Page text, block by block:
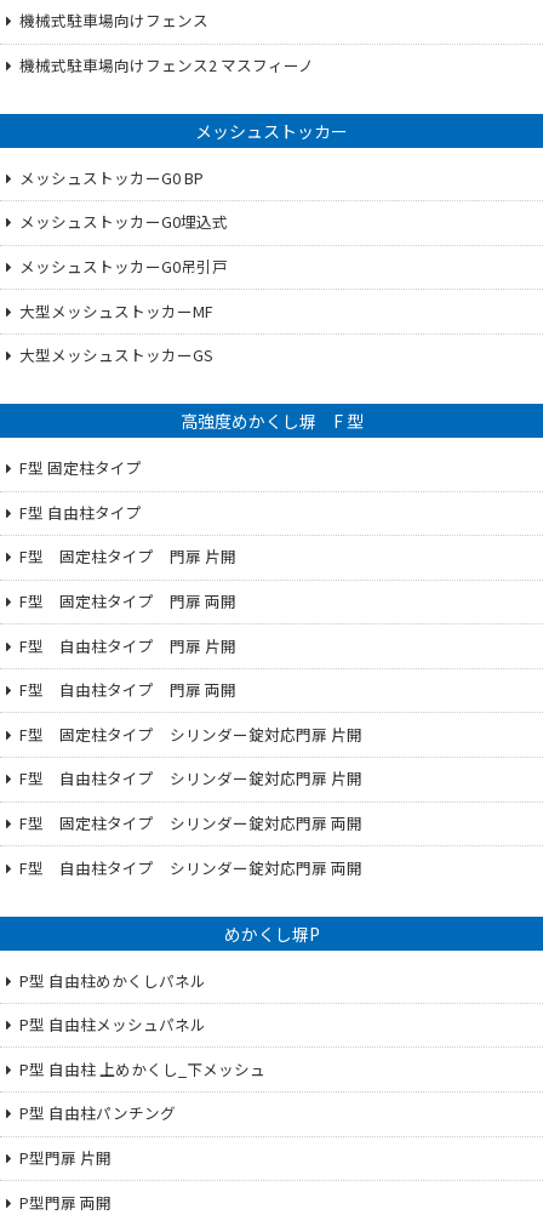
機械式駐車場向けフェンス
機械式駐車場向けフェンス2 マスフィーノ
メッシュストッカー
メッシュストッカーG0 BP
メッシュストッカーG0埋込式
メッシュストッカーG0吊引戸
大型メッシュストッカーMF
大型メッシュストッカーGS
高強度めかくし塀 F 型
F型 固定柱タイプ
F型 自由柱タイプ
F型 固定柱タイプ 門扉 片開
F型 固定柱タイプ 門扉 両開
F型 自由柱タイプ 門扉 片開
F型 自由柱タイプ 門扉 両開
F型 固定柱タイプ シリンダー錠対応門扉 片開
F型 自由柱タイプ シリンダー錠対応門扉 片開
F型 固定柱タイプ シリンダー錠対応門扉 両開
F型 自由柱タイプ シリンダー錠対応門扉 両開
めかくし塀P
P型 自由柱めかくしパネル
P型 自由柱メッシュパネル
P型 自由柱 上めかくし_下メッシュ
P型 自由柱パンチング
P型門扉 片開
P型門扉 両開